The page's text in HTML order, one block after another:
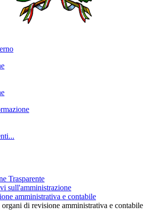
Trasparente
sull'amministrazione
amministrativa e contabile
di revisione amministrativa e contabile